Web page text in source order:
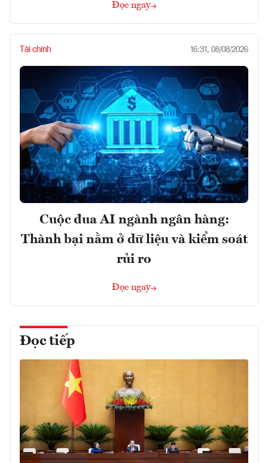
Đọc ngay
Tài chính 16:31, 08/08/2026
Cuộc đua AI ngành ngân hàng:
Thành bại nằm ở dữ liệu và kiểm soát
rủi ro
Đọc ngay
Đọc tiếp